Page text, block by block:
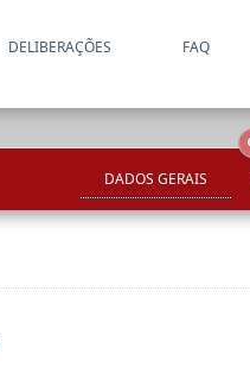
DELIBERAÇÕES FAQ
DADOS GERAIS